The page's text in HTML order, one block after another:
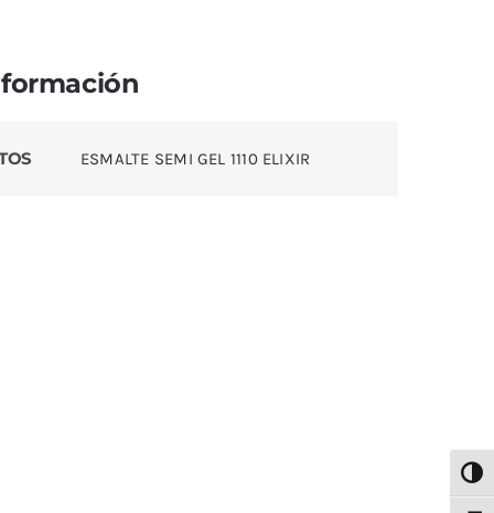
ESMALTE SEMI GEL 1110 ELIXIR